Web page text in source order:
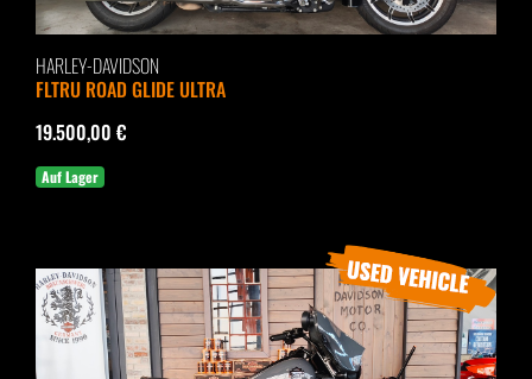
HARLEY-DAVIDSON
FLTRU ROAD GLIDE ULTRA
19.500,00 €
Auf Lager